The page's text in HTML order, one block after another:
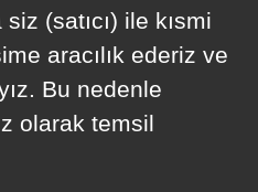
(satıcı) ile kısmi
aracılık ederiz ve
Bu nedenle
olarak temsil